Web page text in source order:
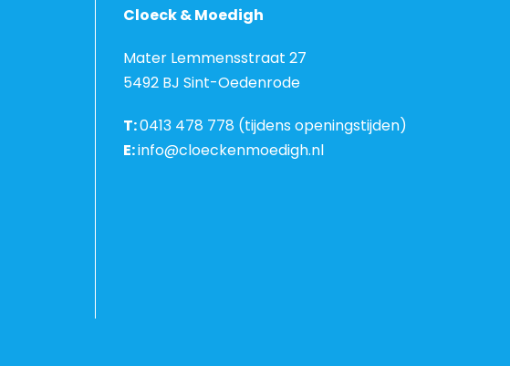
Cloeck & Moedigh
Mater Lemmensstraat 27
5492 BJ Sint-Oedenrode
T:0413 478 778 (tijdens openingstijden)
E:info@cloeckenmoedigh.nl